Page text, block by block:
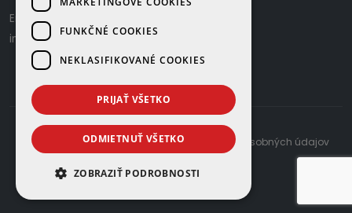
Email us:
info@gamaplyn.sk
developed by © 2026 |Zásady ochrany osobných údajov
FUNKČNÉ COOKIES
NEKLASIFIKOVANÉ COOKIES
PRIJAŤ VŠETKO
ODMIETNUŤ VŠETKO
ZOBRAZIŤ PODROBNOSTI